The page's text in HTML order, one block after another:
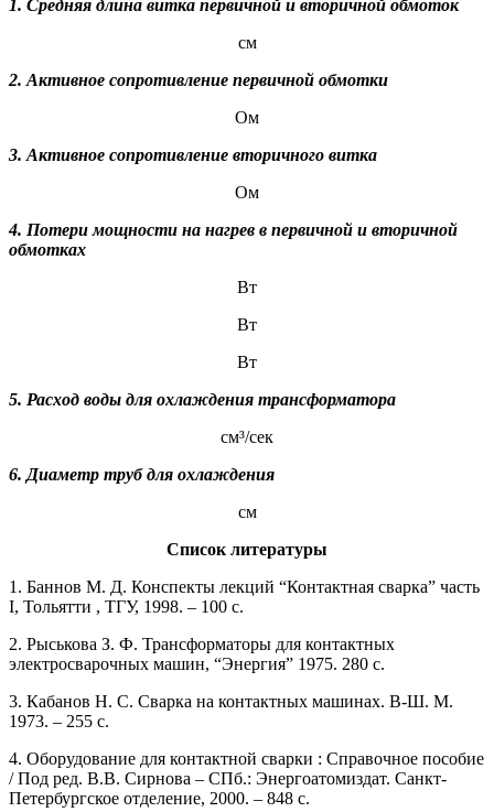
1. Средняя длина витка первичной и вторичной обмоток
см
2. Активное сопротивление первичной обмотки
Ом
3. Активное сопротивление вторичного витка
Ом
4. Потери мощности на нагрев в первичной и вторичной
обмотках
Вт
Вт
Вт
5. Расход воды для охлаждения трансформатора
см³/сек
6. Диаметр труб для охлаждения
см
Список литературы
1. Баннов М. Д. Конспекты лекций “Контактная сварка” часть
I, Тольятти , ТГУ, 1998. – 100 с.
2. Рыськова З. Ф. Трансформаторы для контактных
электросварочных машин, “Энергия” 1975. 280 с.
3. Кабанов Н. С. Сварка на контактных машинах. В-Ш. М.
1973. – 255 с.
4. Оборудование для контактной сварки : Справочное пособие
/ Под ред. В.В. Сирнова – СПб.: Энергоатомиздат. Санкт-
Петербургское отделение, 2000. – 848 с.